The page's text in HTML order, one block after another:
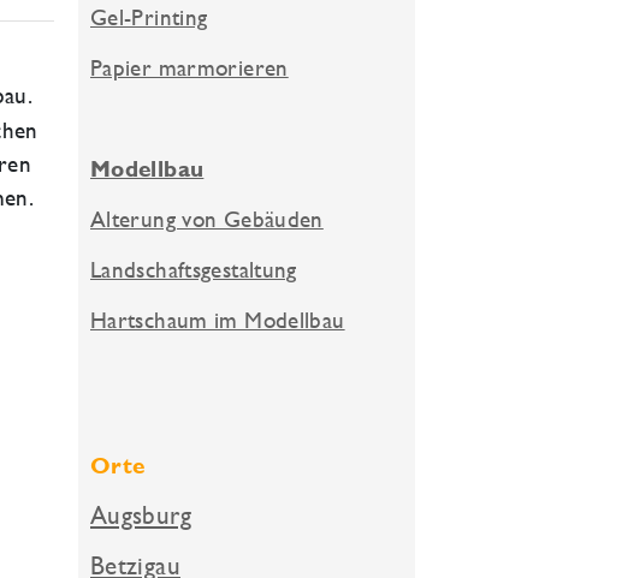
Gel-Printing
Papier marmorieren
Modellbau
Alterung von Gebäuden
Landschaftsgestaltung
Hartschaum im Modellbau
Orte
Augsburg
Betzigau